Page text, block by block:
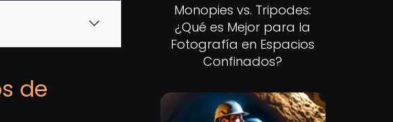
de
Monopies vs. Tripodes:
¿Qué es Mejor para la
Fotografía en Espacios
Confinados?